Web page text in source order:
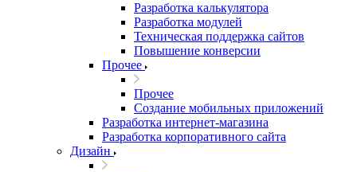
Разработка калькулятора
Разработка модулей
Техническая поддержка сайтов
Повышение конверсии
Прочее
Прочее
Создание мобильных приложений
Разработка интернет-магазина
Разработка корпоративного сайта
Дизайн